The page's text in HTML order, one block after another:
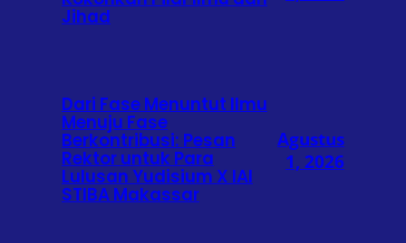
Jihad
Dari Fase Menuntut Ilmu
Menuju Fase
Berkontribusi: Pesan
Rektor untuk Para
Lulusan Yudisium X IAI
STIBA Makassar
Agustus
1, 2026